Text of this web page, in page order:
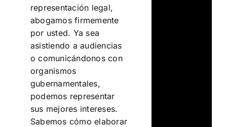
representación legal,
abogamos firmemente
por usted. Ya sea
asistiendo a audiencias
o comunicándonos con
organismos
gubernamentales,
podemos representar
sus mejores intereses.
Sabemos cómo elaborar